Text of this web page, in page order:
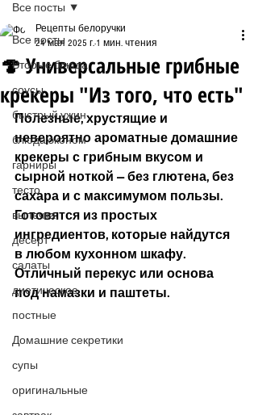
Все посты
Вторые блюда
соусы
быстрый ужин
блюда эконом
гарниры
тесто
выпечка
десерт
салаты
диетическое
постные
Домашние секретики
супы
оригинальные
Все посты
🍄 Универсальные грибные
крекеры "Из того, что есть"
Рецепты белоручки
24 мая 2025 г. 1 мин. чтения
Полезные, хрустящие и
невероятно ароматные домашние
крекеры с грибным вкусом и
сырной ноткой — без глютена, без
сахара и с максимумом пользы.
Готовятся из простых
ингредиентов, которые найдутся
в любом кухонном шкафу.
Отличный перекус или основа
под намазки и паштеты.